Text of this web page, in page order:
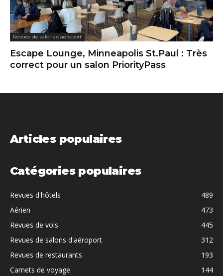
Revues de salons d'aéroport
Escape Lounge, Minneapolis St.Paul : Très
correct pour un salon PriorityPass
Articles populaires
Catégories populaires
Revues d'hôtels
489
Aérien
473
Revues de vols
445
Revues de salons d'aéroport
312
Revues de restaurants
193
Carnets de voyage
144